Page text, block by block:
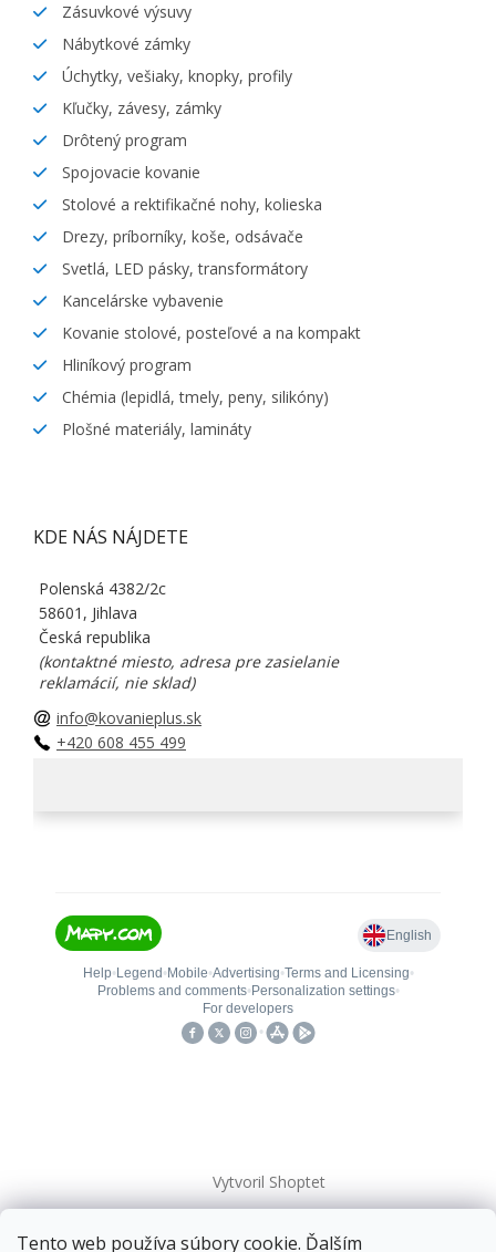
Tento web používa súbory cookie. Ďalším
Zásuvkové výsuvy
Nábytkové zámky
Úchytky, vešiaky, knopky, profily
Kľučky, závesy, zámky
Drôtený program
Spojovacie kovanie
Stolové a rektifikačné nohy, kolieska
Drezy, príborníky, koše, odsávače
Svetlá, LED pásky, transformátory
Kancelárske vybavenie
Kovanie stolové, posteľové a na kompakt
Hliníkový program
Chémia (lepidlá, tmely, peny, silikóny)
Plošné materiály, lamináty
KDE NÁS NÁJDETE
Polenská 4382/2c
58601, Jihlava
Česká republika
(kontaktné miesto, adresa pre zasielanie
reklamácií, nie sklad)
info@kovanieplus.sk
+420 608 455 499
Vytvoril Shoptet